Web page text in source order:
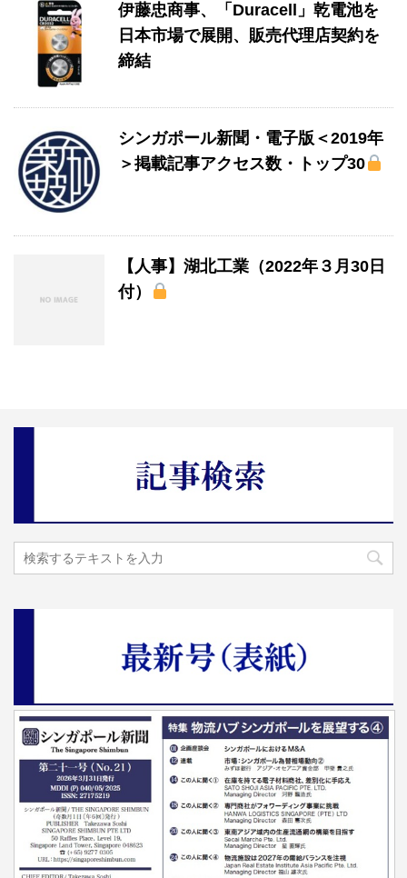
伊藤忠商事、「Duracell」乾電池を
日本市場で展開、販売代理店契約を
締結
シンガポール新聞・電子版＜2019年
＞掲載記事アクセス数・トップ30
【人事】湖北工業（2022年３月30日
付）